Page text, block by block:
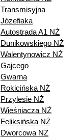
Transmisyjna
Józefiaka
Autostrada A1 NŻ
Dunikowskiego NŻ
Walentynowicz NŻ
Gajcego
Gwarna
Rokicińska NŻ
Przylesie NŻ
Wieśniacza NŻ
Feliksińska NŻ
Dworcowa NŻ